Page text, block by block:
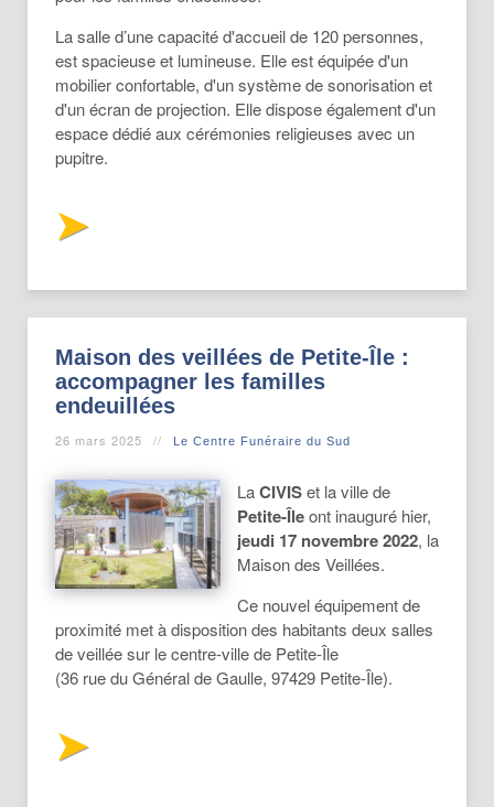
La salle d’une capacité d'accueil de 120 personnes,
est spacieuse et lumineuse. Elle est équipée d'un
mobilier confortable, d'un système de sonorisation et
d'un écran de projection. Elle dispose également d'un
espace dédié aux cérémonies religieuses avec un
pupitre.
Maison des veillées de Petite-Île :
accompagner les familles
endeuillées
26 mars 2025 Le Centre Funéraire du Sud
LaCIVISet la ville de
Petite-Îleont inauguré hier,
jeudi 17 novembre 2022, la
Maison des Veillées.
Ce nouvel équipement de
proximité met à disposition des habitants deux salles
de veillée sur le centre-ville de Petite-Île
(36 rue du Général de Gaulle, 97429 Petite-Île).